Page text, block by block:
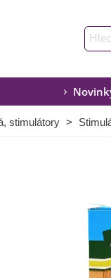
stimulátory >